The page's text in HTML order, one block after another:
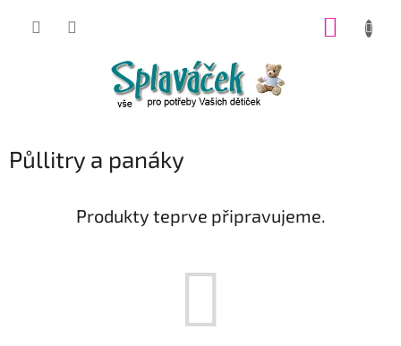
Půllitry a panáky
Produkty teprve připravujeme.